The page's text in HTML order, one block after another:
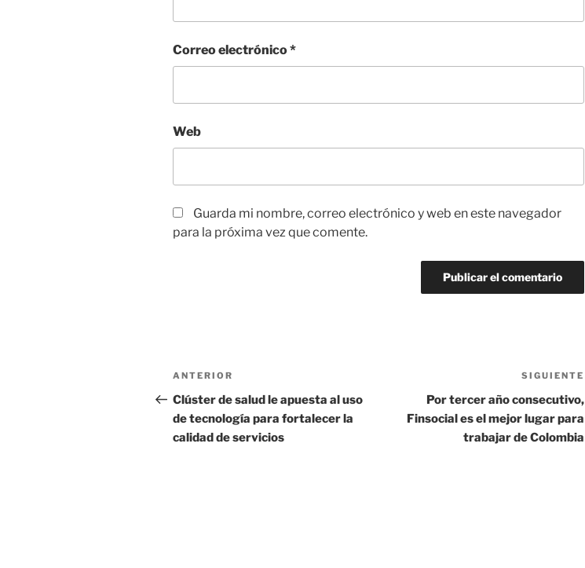
Correo electrónico*
Web
Guarda mi nombre, correo electrónico y web en este navegador
para la próxima vez que comente.
Navegación
de
entradas
Entrada
anterior:
ANTERIOR
Clúster de salud le apuesta al uso
de tecnología para fortalecer la
calidad de servicios
SIGUIENTE
Por tercer año consecutivo,
Finsocial es el mejor lugar para
trabajar de Colombia